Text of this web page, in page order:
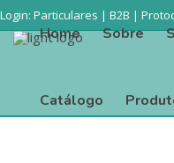
Login: Particulares | B2B |
Home Sobre
Catálogo